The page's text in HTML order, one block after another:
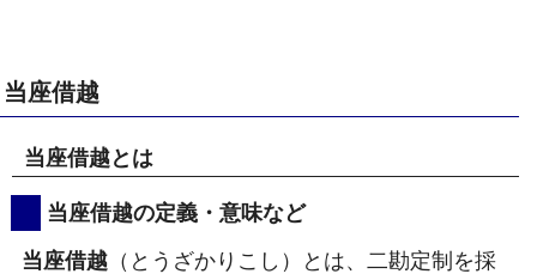
当座借越
当座借越とは
当座借越の定義・意味など
当座借越 （とうざかりこし）とは、二勘定制を採